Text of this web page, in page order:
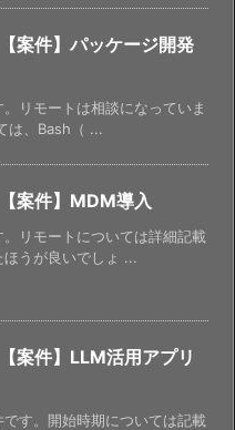
案件】パッケージ開発
リモートは相談になっていま
は、Bash（ ...
案件】MDM導入
リモートについては詳細記載
うが良いでしょ ...
案件】LLM活用アプリ
す。開始時期については記載